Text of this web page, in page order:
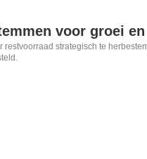
voor groei
restvoorraad strategisch te